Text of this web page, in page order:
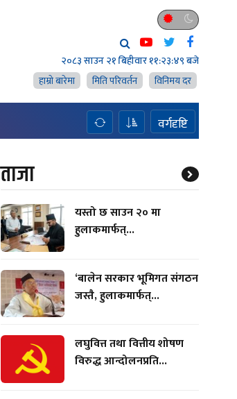
२०८३ साउन २१ बिहीवार११:२३:५० बजे
हाम्राे बारेमा
मिति परिवर्तन विनिमय दर
वर्गदृष्टि
ताजा
यस्तो छ साउन २० मा
हुलाकमार्फत्...
‘बालेन सरकार भूमिगत संगठन
जस्तै, हुलाकमार्फत्...
लघुवित्त तथा वित्तीय शोषण
विरुद्ध आन्दोलनप्रति...